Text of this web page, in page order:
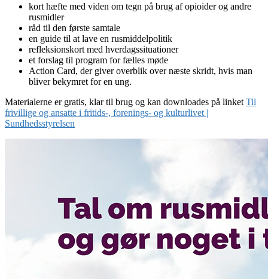
kort hæfte med viden om tegn på brug af opioider og andre
rusmidler
råd til den første samtale
en guide til at lave en rusmiddelpolitik
refleksionskort med hverdagssituationer
et forslag til program for fælles møde
Action Card, der giver overblik over næste skridt, hvis man
bliver bekymret for en ung.
Materialerne er gratis, klar til brug og kan downloades på linket Til
frivillige og ansatte i fritids-, forenings- og kulturlivet |
Sundhedsstyrelsen